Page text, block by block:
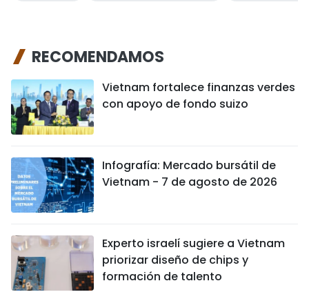
RECOMENDAMOS
Vietnam fortalece finanzas verdes
con apoyo de fondo suizo
Infografía: Mercado bursátil de
Vietnam - 7 de agosto de 2026
Experto israelí sugiere a Vietnam
priorizar diseño de chips y
formación de talento